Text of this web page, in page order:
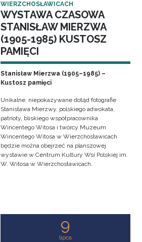
WIERZCHOSŁAWICACH
WYSTAWA CZASOWA
STANISŁAW MIERZWA
(1905-1985) KUSTOSZ
PAMIĘCI
Stanisław Mierzwa (1905–1985) –
Kustosz pamięci
Unikalne, niepokazywane dotąd fotografie
Stanisława Mierzwy, polskiego adwokata,
patrioty, bliskiego współpracownika
Wincentego Witosa i twórcy Muzeum
Wincentego Witosa w Wierzchosławicach
będzie można obejrzeć na planszowej
wystawie w Centrum Kultury Wsi Polskiej im.
W. Witosa w Wierzchosławicach.
9
lipca